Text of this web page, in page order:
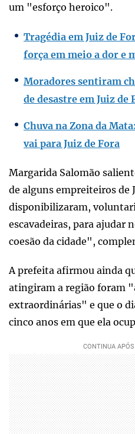
um "esforço heroico".
Tragédia em Juiz de
força em meio a dor e
Moradores sentiram
de desastre em Juiz de
Chuva na Zona da
vai para Juiz de Fora
Margarida Salomão
de alguns empreiteiros de
disponibilizaram,
escavadeiras, para ajudar
coesão da cidade",
A prefeita afirmou ainda
atingiram a região foram
extraordinárias" e que o
cinco anos em que ela